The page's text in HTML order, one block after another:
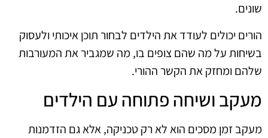
שונים.
הורים יכולים לעודד את הילדים לבחור תוכן איכותי ולעסוק
בשיחות על מה שהם צופים בו, מה שמגביר את המעורבות
שלהם ומחזק את הקשר ההורי.
מעקב ושיחה פתוחה עם הילדים
מעקב זמן מסכים הוא לא רק טכניקה, אלא גם הזדמנות